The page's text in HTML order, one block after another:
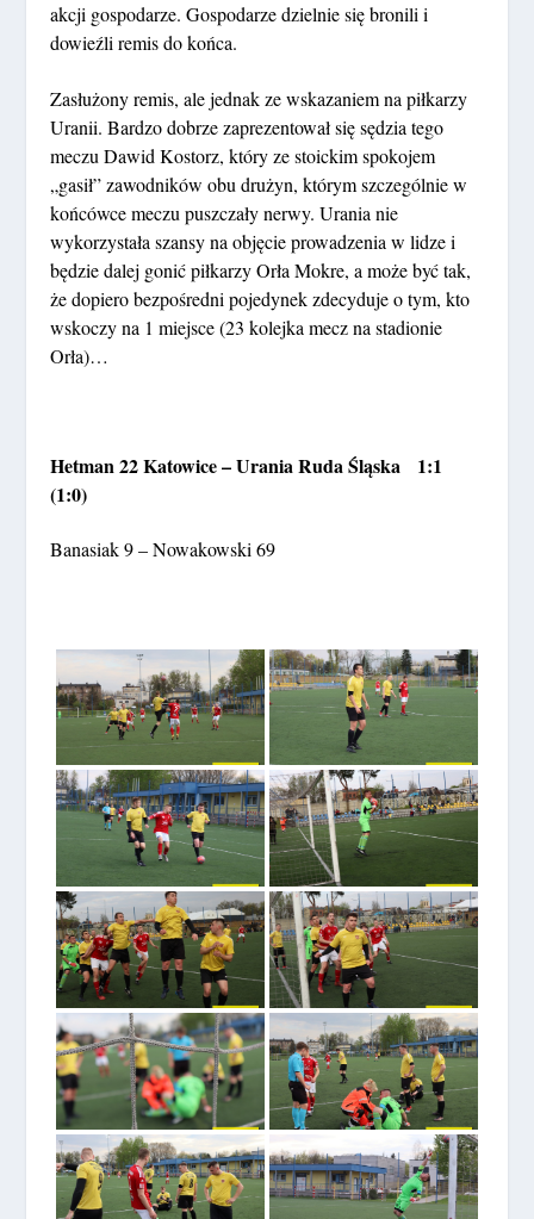
akcji gospodarze. Gospodarze dzielnie się bronili i
dowieźli remis do końca.
Zasłużony remis, ale jednak ze wskazaniem na piłkarzy
Uranii. Bardzo dobrze zaprezentował się sędzia tego
meczu Dawid Kostorz, który ze stoickim spokojem
„gasił” zawodników obu drużyn, którym szczególnie w
końcówce meczu puszczały nerwy. Urania nie
wykorzystała szansy na objęcie prowadzenia w lidze i
będzie dalej gonić piłkarzy Orła Mokre, a może być tak,
że dopiero bezpośredni pojedynek zdecyduje o tym, kto
wskoczy na 1 miejsce (23 kolejka mecz na stadionie
Orła)…
Hetman 22 Katowice – Urania Ruda Śląska 1:1
(1:0)
Banasiak 9 – Nowakowski 69